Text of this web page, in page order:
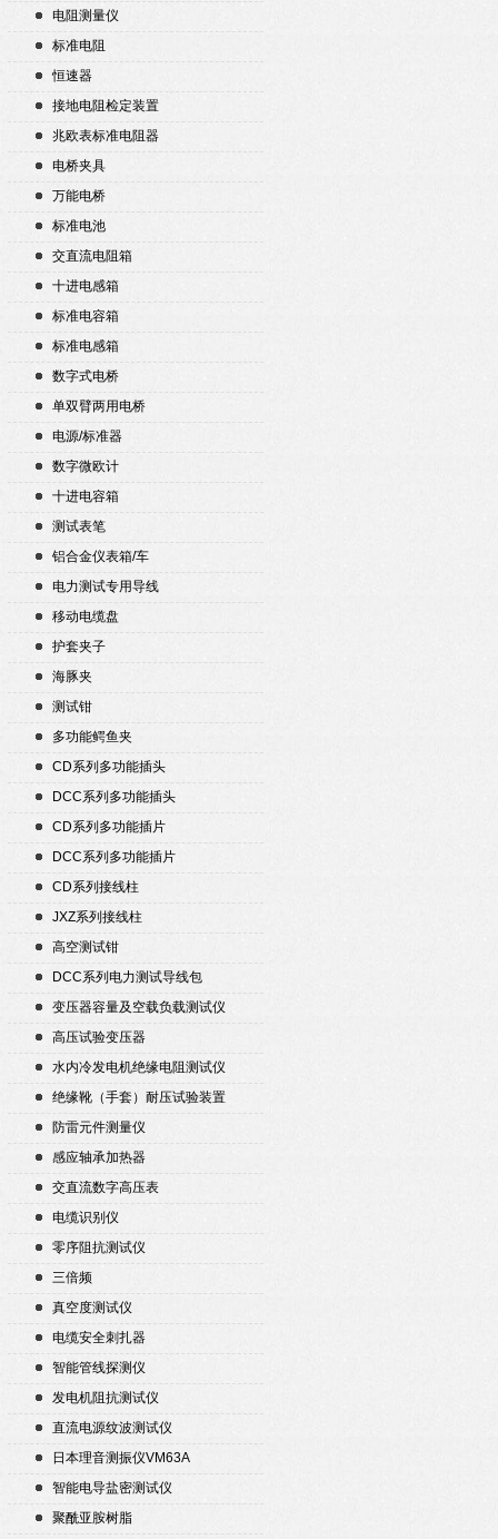
电阻测量仪
标准电阻
恒速器
接地电阻检定装置
兆欧表标准电阻器
电桥夹具
万能电桥
标准电池
交直流电阻箱
十进电感箱
标准电容箱
标准电感箱
数字式电桥
单双臂两用电桥
电源/标准器
数字微欧计
十进电容箱
测试表笔
铝合金仪表箱/车
电力测试专用导线
移动电缆盘
护套夹子
海豚夹
测试钳
多功能鳄鱼夹
CD系列多功能插头
DCC系列多功能插头
CD系列多功能插片
DCC系列多功能插片
CD系列接线柱
JXZ系列接线柱
高空测试钳
DCC系列电力测试导线包
变压器容量及空载负载测试仪
高压试验变压器
水内冷发电机绝缘电阻测试仪
绝缘靴（手套）耐压试验装置
防雷元件测量仪
感应轴承加热器
交直流数字高压表
电缆识别仪
零序阻抗测试仪
三倍频
真空度测试仪
电缆安全刺扎器
智能管线探测仪
发电机阻抗测试仪
直流电源纹波测试仪
日本理音测振仪VM63A
智能电导盐密测试仪
聚酰亚胺树脂